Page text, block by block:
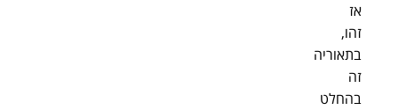
אז
זהו,
בתאוריה
זה
בהחלט